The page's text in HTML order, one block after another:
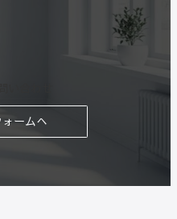
ームへ